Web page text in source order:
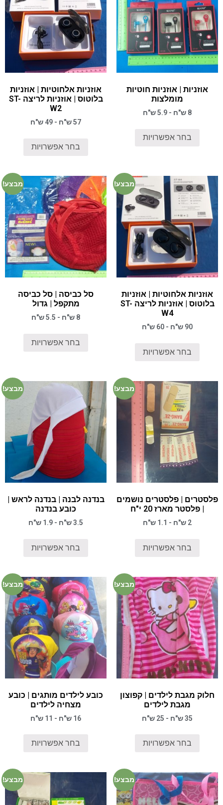
אוזניות | אוזניות חוטיות
מומלצות
8 ש"ח - 5.9 ש"ח
בחר אפשרויות
אוזניות אלחוטיות | אוזניות
בלוטוס | אוזניות לריצה ST-
W2
57 ש"ח - 49 ש"ח
בחר אפשרויות
מבצע!
אוזניות אלחוטיות | אוזניות
בלוטוס | אוזניות לריצה ST-
W4
90 ש"ח - 60 ש"ח
בחר אפשרויות
מבצע!
סל כביסה | סל כביסה
מתקפל | גדול
8 ש"ח - 5.5 ש"ח
בחר אפשרויות
מבצע!
פלסטרים | פלסטרים נושמים
| פלסטר מארז 20 י"ח
2 ש"ח - 1.1 ש"ח
בחר אפשרויות
מבצע!
בנדנה לבנה | בנדנה לראש |
כובע בנדנה
3.5 ש"ח - 1.9 ש"ח
בחר אפשרויות
מבצע!
חלוק מגבת לילדים | קפוצון
מגבת לילדים
35 ש"ח - 25 ש"ח
בחר אפשרויות
מבצע!
כובע לילדים מותגים | כובע
מצחיה לילדים
16 ש"ח - 11 ש"ח
בחר אפשרויות
מבצע! מבצע!